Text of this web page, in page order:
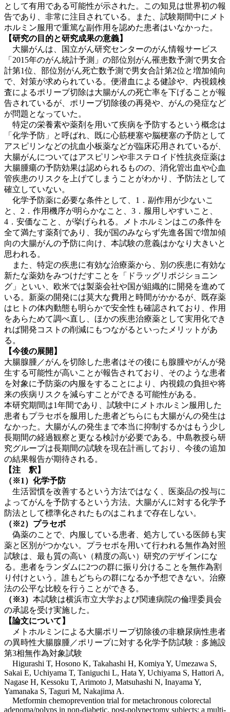
として有用である可能性が示された。この知見は世界初の報
告であり、非常に注目されている。また、試験期間中にメト
ホルミン服用で重篤な副作用を認めた患者はいなかった。
【研究の目的と研究成果の意義】
大腸がんは、国立がん研究センターのがん情報サービス
「2015年のがん統計予測」の部位別がん罹患数予測で男女合
計第1位、部位別がん死亡数予測で男女合計第2位と増加傾向
で、対策が求められている。便潜血による健診や、内視鏡検
査によるポリープ切除は大腸がんの死亡率を下げることが報
告されているが、ポリープ切除後の再発や、がんの発症など
が問題となっていた。
特定の栄養素や薬剤を用いて疾病を予防するという概念は
「化学予防」と呼ばれ、既に心筋梗塞や脳梗塞の予防として
アスピリンなどの抗血小板薬などが臨床応用されているが、
大腸がんについてはアスピリンや非ステロイド性抗炎症薬は
大腸腫瘍の予防効果は認められるものの、消化管出血や心血
管疾患のリスクを上げてしまうことがわかり、予防法として
確立していない。
化学予防薬に必要な条件として、1．副作用が少ないこ
と、2．作用機序が明らかなこと、3．服用しやすいこと、
4．安価なこと、が挙げられる。メトホルミンはこの条件を
全て満たす薬剤であり、我が国のみならず先進各国で増加傾
向の大腸がんの予防に向け、本試験の意義はかなり大きいと
思われる。
また、特定の疾患に有効な治療薬から、別の疾患に有効な
新たな薬効をみつけだすことを「ドラッグリポジショニン
グ」といい、欧米では製薬会社や国が組織的に開発を進めて
いる。新薬の開発には莫大な費用と時間がかかるが、既存薬
はヒトの体内動態も明らかで安全性も確認されており、作用
をあらためて調べ直し、ほかの疾患治療薬として実用化でき
れば開発コストの削減にもつながるといったメリットがあ
る。
【今後の展開】
大腸腺腫／がんを切除した患者はその後にも腺腫やがんが発
生する可能性が高いことが報告されており、そのような患者
を対象に予防薬の内服をすることにより、内視鏡の負担や将
来の疾病リスクを減らすことができる可能性がある。
本研究期間は1年間であり、試験中にメトホルミン服用した
患者もプラセボを服用した患者どちらにも大腸がんの発生は
なかった。大腸がんの発生まで本当に抑制するかはもう少し
長期間の経過観察と更なる検討が必要である。中島教授ら研
究グループは長期間の試験を現在計画しており、今後の追加
の結果報告が期待される。
【注 釈】
（※1）化学予防
生活習慣を改善するという方法ではなく、医薬品の投与に
よってがんを予防するという方法。大腸がんに対する化学予
防法として標準化されたものはこれまで存在しない。
（※2）プラセボ
偽薬のことで、内服している患者、処方している医師も実
薬と区別がつかない。プラセボを用いて行われる無作為対照
試験は、最も質の高い（精度の高い）研究のデザインにな
る。患者をランダムに2つの群に振り分けることを無作為割
り付けという。誰もどちらの群になるか予想できない。治療
法の公平な比較を行うことができる。
（※3） 本試験は横浜市立大学および関連病院の倫理委員会
の承認を受け実施した。
【論文について】
メトホルミンによる大腸ポリープ切除後の非糖尿病性患者
の異時性大腸腺腫／ポリープに対する化学予防試験：多施設
第3相無作為対象試験
Higurashi T, Hosono K, Takahashi H, Komiya Y, Umezawa S,
Sakai E, Uchiyama T, Taniguchi L, Hata Y, Uchiyama S, Hattori A,
Nagase H, Kessoku T, Arimoto J, Matsuhashi N, Inayama Y,
Yamanaka S, Taguri M, Nakajima A.
Metformin chemoprevention trial for metachronous colorectal
adenoma/polyps in non-diabetic, post-polypectomy subjects: a multi-